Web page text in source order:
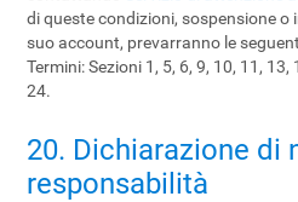
di queste condizioni, sospensione o
suo account, prevarranno le
Termini: Sezioni 1, 5, 6, 9, 10, 11,
24.
20. Dichiarazione di
responsabilità